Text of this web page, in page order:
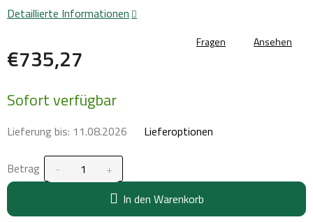
€735,27
Sofort verfügbar
Lieferung bis: 11.08.2026 Lieferoptionen
Betrag
In den Warenkorb
Detaillierte Informationen
Fragen Ansehen